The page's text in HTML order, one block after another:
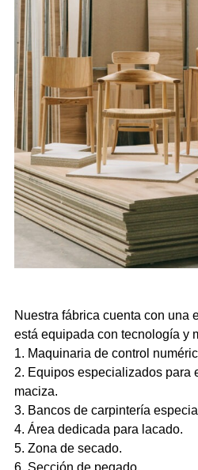
Nuestra fábrica cuenta con una
está equipada con tecnología y
1. Maquinaria de control
2. Equipos especializados para
maciza.
3. Bancos de carpintería
4. Área dedicada para lacado.
5. Zona de secado.
6. Sección de pegado.